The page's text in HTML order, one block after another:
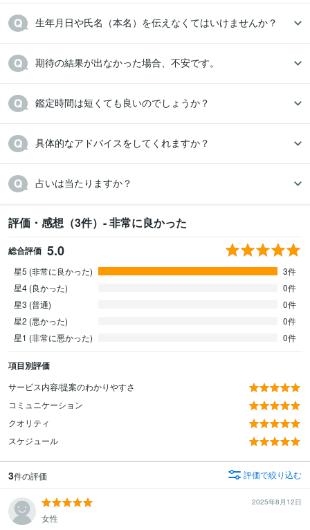
生年月日や氏名（本名）を伝えなくてはいけませんか？
期待の結果が出なかった場合、不安です。
鑑定時間は短くても良いのでしょうか？
具体的なアドバイスをしてくれますか？
占いは当たりますか？
評価・感想（3件）- 非常に良かった
総合評価 5.0
星5 (非常に良かった)
3件
星4 (良かった)
0件
星3 (普通)
0件
星2 (悪かった)
0件
星1 (非常に悪かった)
0件
項目別評価
サービス内容/提案のわかりやすさ
コミュニケーション
クオリティ
スケジュール
3件の評価 評価で絞り込む
2025年8月12日
女性